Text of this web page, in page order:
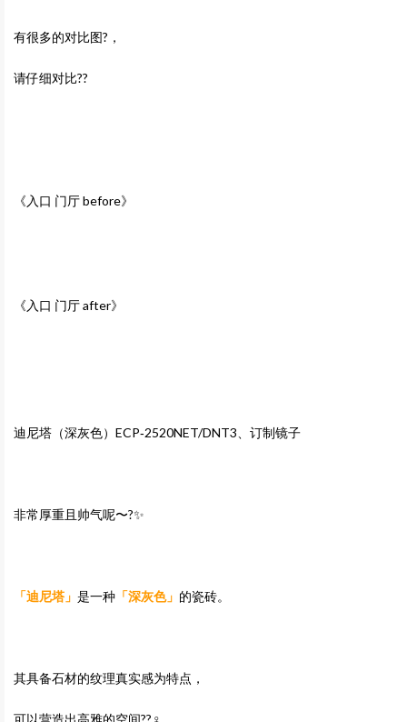
有很多的对比图?，
请仔细对比??
《入口 门厅 before》
《入口 门厅 after》
迪尼塔（深灰色）ECP‐2520NET/DNT3、订制镜子
非常厚重且帅气呢〜?✨
「迪尼塔」 是一种 「深灰色」 的瓷砖。
其具备石材的纹理真实感为特点，